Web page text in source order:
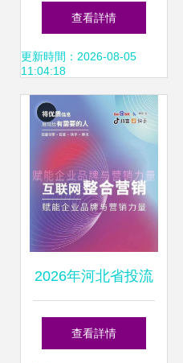
分料閥 智能物料分
流解決方案及其市
場價值分析
查看詳情
更新時間：2026-08-05
11:04:18
2026年河北省投流
托管服務商深度評
查看詳情